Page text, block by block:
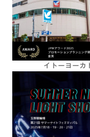
イトーヨーカ